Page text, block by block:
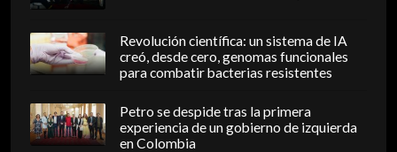
Revolución científica: un sistema de IA
creó, desde cero, genomas funcionales
para combatir bacterias resistentes
Petro se despide tras la primera
experiencia de un gobierno de izquierda
en Colombia